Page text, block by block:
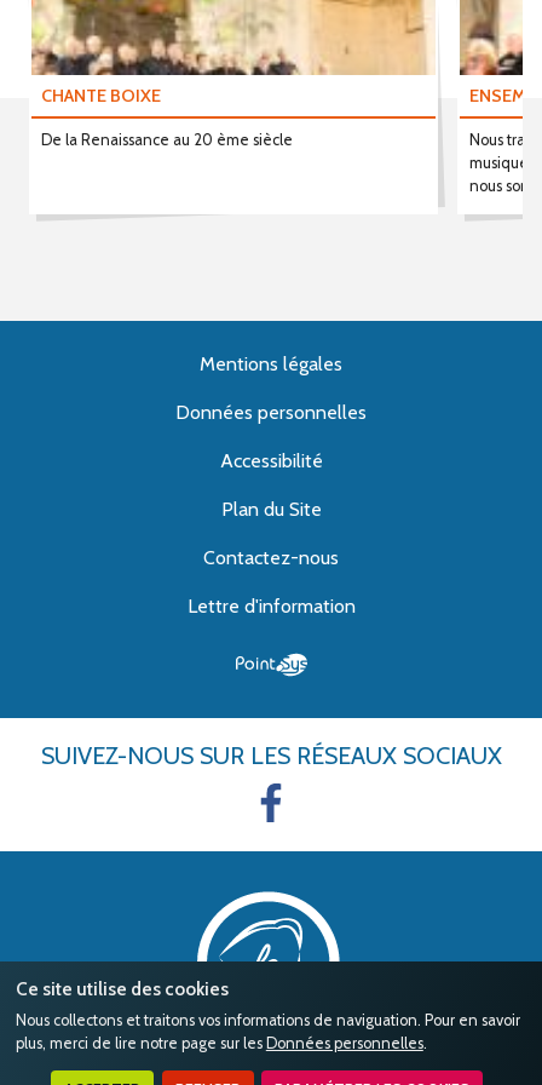
Ce site utilise des cookies
Nous collectons et traitons vos informations de naviguation. Pour en savoir
plus, merci de lire notre page sur les Données personnelles.
CHANTE BOIXE
De la Renaissance au 20 ème siècle
Nous
musique
nous
Mentions légales
Données personnelles
Accessibilité
Plan du Site
Contactez-nous
Lettre d'information
SUIVEZ-NOUS SUR LES RÉSEAUX SOCIAUX